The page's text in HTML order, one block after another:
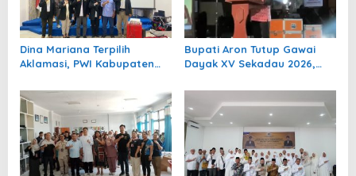
p
o
s
Dina Mariana Terpilih
Aklamasi, PWI Kabupaten
Definitif
Bupati Aron Tutup Gawai
Dayak XV Sekadau 2026,
Budaya Terus Digelorakan